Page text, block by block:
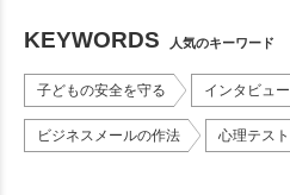
KEYWORDS 人気のキーワード
子どもの安全を守る インタビュー
ビジネスメールの作法 心理テスト